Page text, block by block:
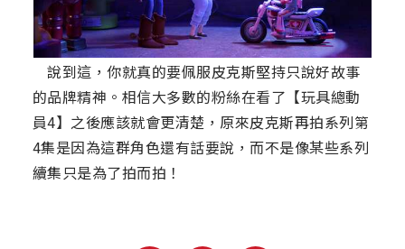
說到這，你就真的要佩服皮克斯堅持只說好故事
的品牌精神。相信大多數的粉絲在看了【玩具總動
員4】之後應該就會更清楚，原來皮克斯再拍系列第
4集是因為這群角色還有話要說，而不是像某些系列
續集只是為了拍而拍！